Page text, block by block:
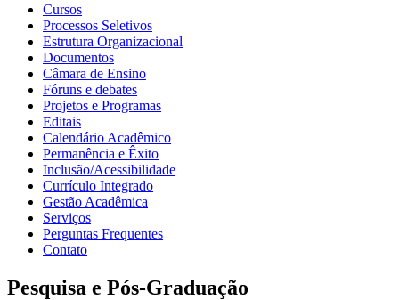
Cursos
Processos Seletivos
Estrutura Organizacional
Documentos
Câmara de Ensino
Fóruns e debates
Projetos e Programas
Editais
Calendário Acadêmico
Permanência e Êxito
Inclusão/Acessibilidade
Currículo Integrado
Gestão Acadêmica
Serviços
Perguntas Frequentes
Contato
Pesquisa e Pós-Graduação